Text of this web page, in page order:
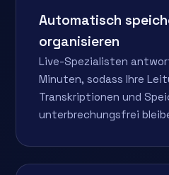
Automatisch
organisieren
Live-Spezialisten
Minuten, sodass Ihre
Transkriptionen und
unterbrechungsfrei